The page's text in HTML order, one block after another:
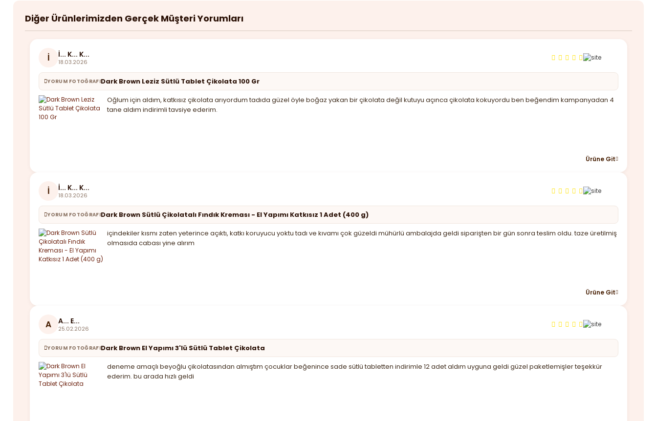
Diğer Ürünlerimizden Gerçek Müşteri Yorumları
İ İ... K... K...
18.03.2026
YORUM FOTOĞRAFIDark Brown Leziz Sütlü Tablet Çikolata 100 Gr
Oğlum için aldım, katkısız çikolata arıyordum tadıda güzel öyle boğaz yakan bir çikolata değil kutuyu açınca çikolata kokuyordu ben beğendim kampanyadan 4
tane aldım indirimli tavsiye ederim.
Ürüne Git
İ İ... K... K...
18.03.2026
YORUM FOTOĞRAFIDark Brown Sütlü Çikolatalı Fındık Kreması - El Yapımı Katkısız 1 Adet (400 g)
içindekiler kısmı zaten yeterince açıktı, katkı koruyucu yoktu tadı ve kıvamı çok güzeldi mühürlü ambalajda geldi siparişten bir gün sonra teslim oldu. taze üretilmiş
olmasıda cabası yine alırım
Ürüne Git
A A... E...
25.02.2026
YORUM FOTOĞRAFIDark Brown El Yapımı 3'lü Sütlü Tablet Çikolata
deneme amaçlı beyoğlu çikolatasından almıştım çocuklar beğenince sade sütlü tabletten indirimle 12 adet aldım uyguna geldi güzel paketlemişler teşekkür
ederim. bu arada hızlı geldi